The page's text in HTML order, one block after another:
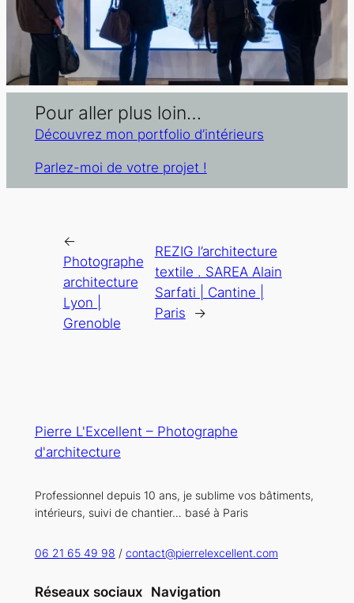
Pour aller plus loin…
Découvrez mon portfolio d’intérieurs
Parlez-moi de votre projet !
←
Photographe
architecture
Lyon |
Grenoble
REZIG l’architecture
textile . SAREA Alain
Sarfati | Cantine |
Paris
→
Pierre L'Excellent – Photographe
d'architecture
Professionnel depuis 10 ans, je sublime vos bâtiments,
intérieurs, suivi de chantier… basé à Paris
06 21 65 49 98 / contact@pierrelexcellent.com
Réseaux sociaux Navigation